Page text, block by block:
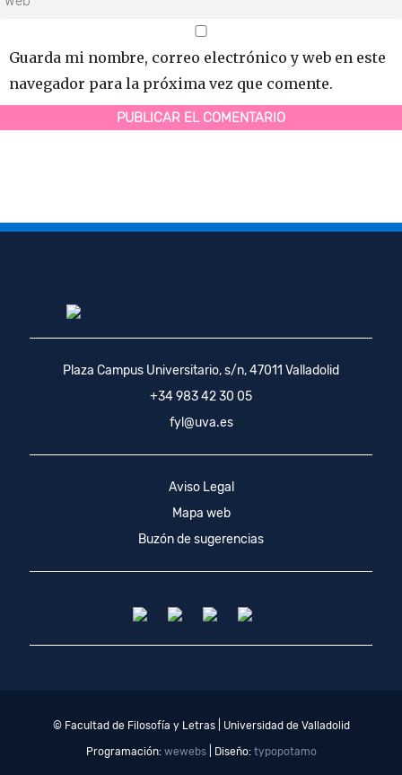
Guarda mi nombre, correo electrónico y web en este
navegador para la próxima vez que comente.
Plaza Campus Universitario, s/n, 47011 Valladolid
+34 983 42 30 05
fyl@uva.es
Aviso Legal
Mapa web
Buzón de sugerencias
© Facultad de Filosofía y Letras | Universidad de Valladolid
Programación: wewebs| Diseño: typopotamo